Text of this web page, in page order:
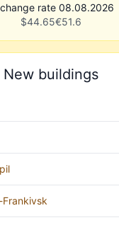
rate 08.08.2026
$44.65€51.6
New buildings